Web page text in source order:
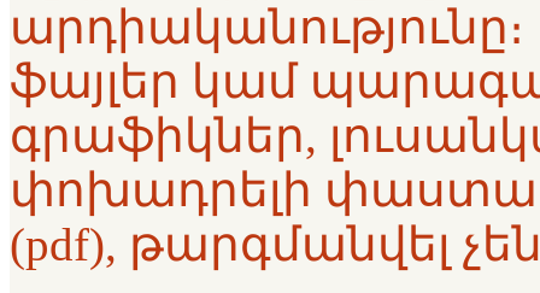
ֆայլեր կամ
գրաֆիկներ,
փոխադրելի
(pdf), թարգմանվել